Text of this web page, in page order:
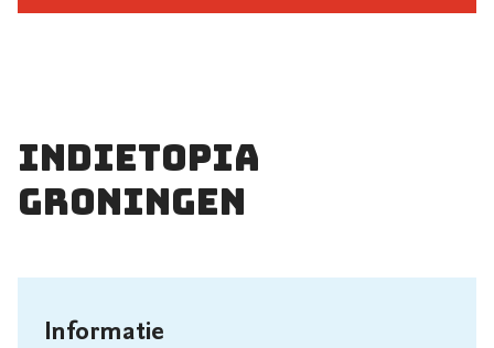
Indietopia
Groningen
Informatie